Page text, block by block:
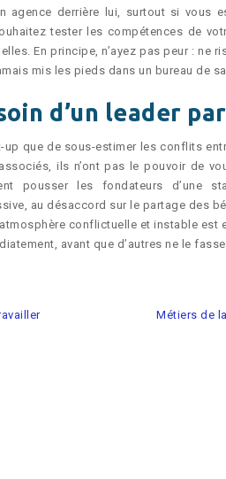
agence derrière lui, surtout si vous
tester les compétences de
En principe, n’ayez pas peur : ne
mis les pieds dans un bureau de
d’un leader
up que de sous-estimer les conflits
ils n’ont pas le pouvoir de
pousser les fondateurs d’une
au désaccord sur le partage des
conflictuelle et instable est
avant que d’autres ne le
Métiers de